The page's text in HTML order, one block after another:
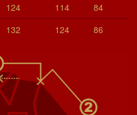
124 114
84
132 124 86